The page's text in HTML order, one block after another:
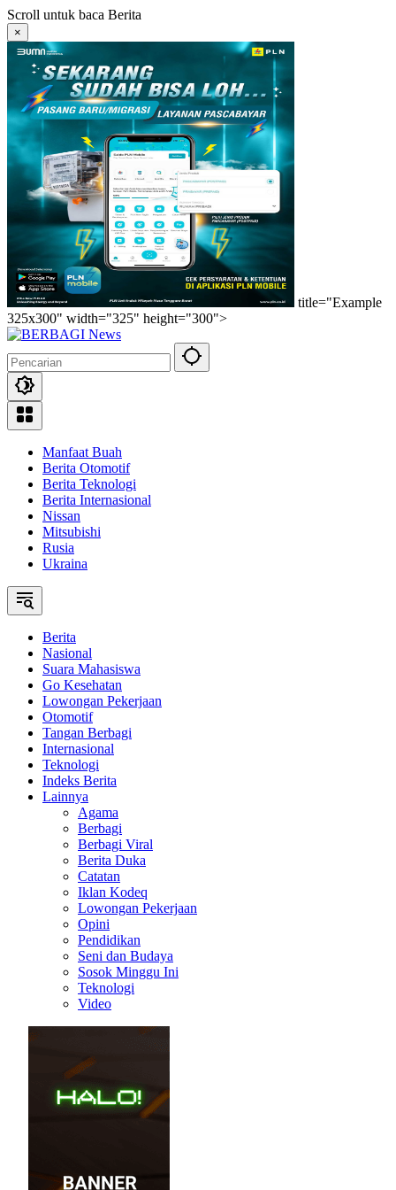
Langsung
ke
konten
Scroll untuk baca Berita
×
title="Example
325x300" width="325" height="300">
Manfaat Buah
Berita Otomotif
Berita Teknologi
Berita Internasional
Nissan
Mitsubishi
Rusia
Ukraina
Berita
Nasional
Suara Mahasiswa
Go Kesehatan
Lowongan Pekerjaan
Otomotif
Tangan Berbagi
Internasional
Teknologi
Indeks Berita
Lainnya
Agama
Berbagi
Berbagi Viral
Berita Duka
Catatan
Iklan Kodeq
Lowongan Pekerjaan
Opini
Pendidikan
Seni dan Budaya
Sosok Minggu Ini
Teknologi
Video